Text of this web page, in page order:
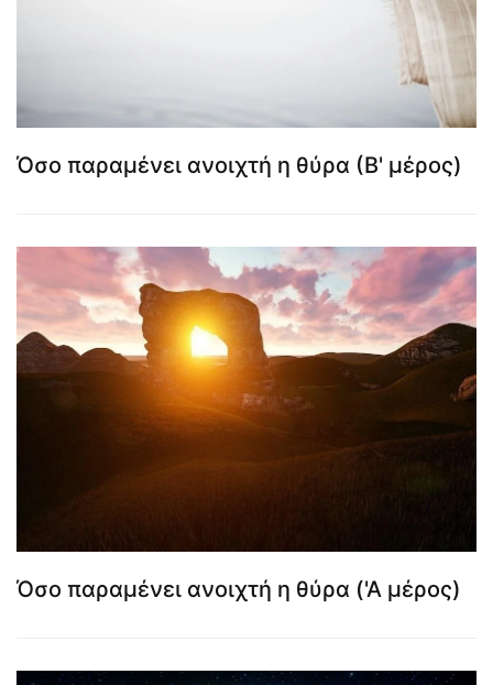
Όσο παραμένει ανοιχτή η θύρα (Β' μέρος)
Όσο παραμένει ανοιχτή η θύρα ('Α μέρος)